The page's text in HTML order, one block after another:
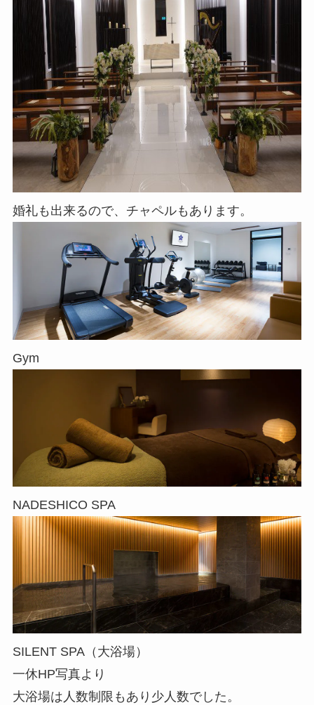
婚礼も出来るので、チャペルもあります。
Gym
NADESHICO SPA
SILENT SPA（大浴場）
一休HP写真より
大浴場は人数制限もあり少人数でした。